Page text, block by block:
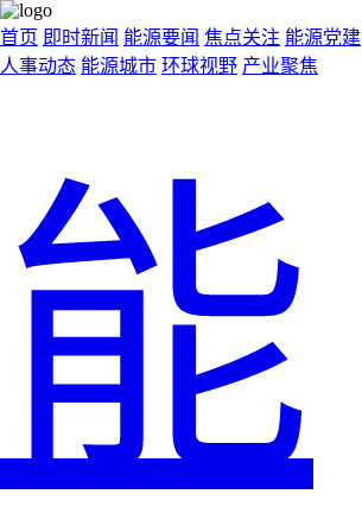
首页 即时新闻 能源要闻 焦点关注 能源党建
人事动态 能源城市 环球视野 产业聚焦
能